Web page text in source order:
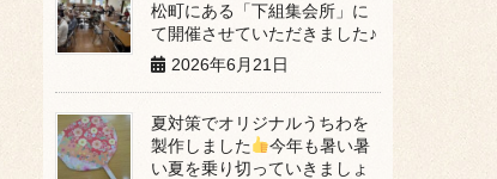
松町にある「下組集会所」に
て開催させていただきました♪
2026年6月21日
夏対策でオリジナルうちわを
製作しました
今年も暑い暑
い夏を乗り切っていきましょ